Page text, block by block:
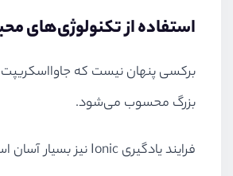
استفاده از تکنولوژی‌های
برکسی پنهان نیست که جاوااسکریپت
بزرگ محسوب می‌شود.
فرایند یادگیری Ionic نیز بسیار آسان است. اگر با جاوااسکریپت آشنایی داشته باشید باید گفت که نیمی از راه را رفته‌اید و تنها نیاز به یادگیری یکسری موارد ساده را دارید.